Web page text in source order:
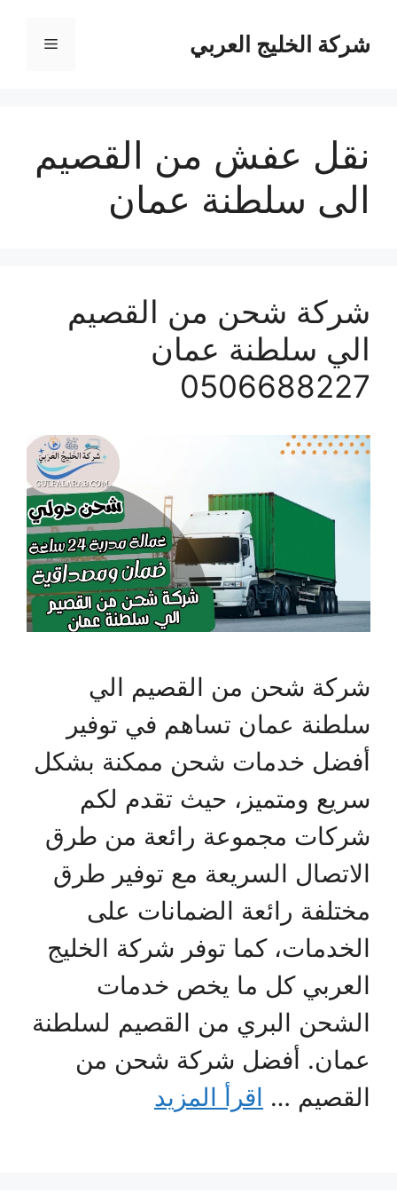
المحتوىشركة الخليج العربي القائمة
نقل عفش من القصيم
الى سلطنة عمان
شركة شحن من القصيم
الي سلطنة عمان
0506688227
شركة شحن من القصيم الي
سلطنة عمان تساهم في توفير
أفضل خدمات شحن ممكنة بشكل
سريع ومتميز، حيث تقدم لكم
شركات مجموعة رائعة من طرق
الاتصال السريعة مع توفير طرق
مختلفة رائعة الضمانات على
الخدمات، كما توفر شركة الخليج
العربي كل ما يخص خدمات
الشحن البري من القصيم لسلطنة
عمان. أفضل شركة شحن من
القصيم … اقرأ المزيد